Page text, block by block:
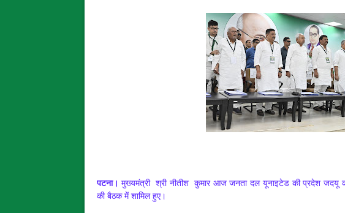
पटना। मुख्यमंत्री श्री नीतीश कुमार आज जनता दल यूनाइटेड की प्रदेश जदयू
की बैठक में शामिल हुए।